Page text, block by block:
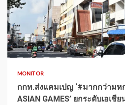
1 min read
MONITOR
กกท.ส่งแคมเปญ ‘#มากกว่ามห
ASIAN GAMES’ ยกระดับเอเ